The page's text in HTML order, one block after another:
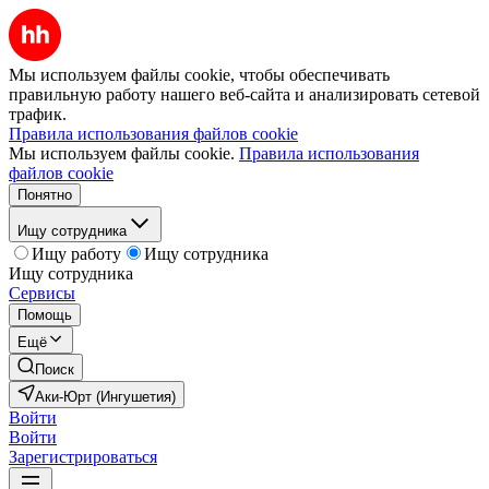
Мы используем файлы cookie, чтобы обеспечивать
правильную работу нашего веб-сайта и анализировать сетевой
трафик.
Правила использования файлов cookie
Мы используем файлы cookie. Правила использования
файлов cookie
Понятно
Ищу сотрудника
Ищу работу
Ищу сотрудника
Ищу сотрудника
Сервисы
Помощь
Ещё
Поиск
Аки-Юрт (Ингушетия)
Войти
Войти
Зарегистрироваться